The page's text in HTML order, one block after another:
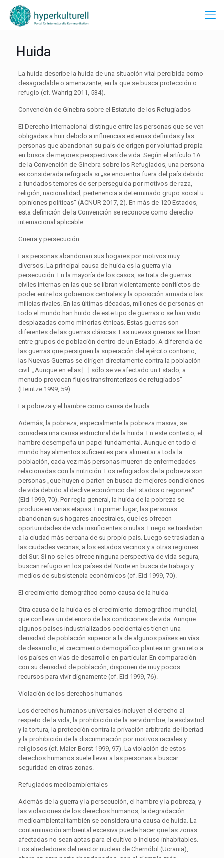
Huida
La huida describe la huida de una situación vital percibida como
desagradable o amenazante, en la que se busca protección o
refugio (cf. Wahrig 2011, 534).
Convención de Ginebra sobre el Estatuto de los Refugiados
El Derecho internacional distingue entre las personas que se ven
obligadas a huir debido a influencias externas definidas y las
personas que abandonan su país de origen por voluntad propia
en busca de mejores perspectivas de vida. Según el artículo 1A
de la Convención de Ginebra sobre los Refugiados, una persona
es considerada refugiada si „se encuentra fuera del país debido
a fundados temores de ser perseguida por motivos de raza,
religión, nacionalidad, pertenencia a determinado grupo social u
opiniones políticas“ (ACNUR 2017, 2). En más de 120 Estados,
esta definición de la Convención se reconoce como derecho
internacional aplicable.
Guerra y persecución
Las personas abandonan sus hogares por motivos muy
diversos. La principal causa de huida es la guerra y la
persecución. En la mayoría de los casos, se trata de guerras
civiles internas en las que se libran violentamente conflictos de
poder entre los gobiernos centrales y la oposición armada o las
milicias rivales. En las últimas décadas, millones de personas en
todo el mundo han huido de este tipo de guerras o se han visto
desplazadas como minorías étnicas. Estas guerras son
diferentes de las guerras clásicas. Las nuevas guerras se libran
entre grupos de población dentro de un Estado. A diferencia de
las guerras que persiguen la superación del ejército contrario,
las Nuevas Guerras se dirigen directamente contra la población
civil. „Aunque en ellas […] sólo se ve afectado un Estado, a
menudo provocan flujos transfronterizos de refugiados“
(Heintze 1999, 59).
La pobreza y el hambre como causa de huida
Además, la pobreza, especialmente la pobreza masiva, se
considera una causa estructural de la huida. En este contexto, el
hambre desempeña un papel fundamental. Aunque en todo el
mundo hay alimentos suficientes para alimentar a toda la
población, cada vez más personas mueren de enfermedades
relacionadas con la nutrición. Los refugiados de la pobreza son
personas „que huyen o parten en busca de mejores condiciones
de vida debido al declive económico de Estados o regiones“
(Eid 1999, 70). Por regla general, la huida de la pobreza se
produce en varias etapas. En primer lugar, las personas
abandonan sus hogares ancestrales, que les ofrecen
oportunidades de vida insuficientes o nulas. Luego se trasladan
a la ciudad más cercana de su propio país. Luego se trasladan a
las ciudades vecinas, a los estados vecinos y a otras regiones
del Sur. Si no se les ofrece ninguna perspectiva de vida segura,
buscan refugio en los países del Norte en busca de trabajo y
medios de subsistencia económicos (cf. Eid 1999, 70).
El crecimiento demográfico como causa de la huida
Otra causa de la huida es el crecimiento demográfico mundial,
que conlleva un deterioro de las condiciones de vida. Aunque
algunos países industrializados occidentales tienen una
densidad de población superior a la de algunos países en vías
de desarrollo, el crecimiento demográfico plantea un gran reto a
los países en vías de desarrollo en particular. En comparación
con su densidad de población, disponen de muy pocos
recursos para vivir dignamente (cf. Eid 1999, 76).
Violación de los derechos humanos
Los derechos humanos universales incluyen el derecho al
respeto de la vida, la prohibición de la servidumbre, la esclavitud
y la tortura, la protección contra la privación arbitraria de libertad
y la prohibición de la discriminación por motivos raciales y
religiosos (cf. Maier-Borst 1999, 97). La violación de estos
derechos humanos suele llevar a las personas a buscar
seguridad en otras zonas.
Refugiados medioambientales
Además de la guerra y la persecución, el hambre y la pobreza, y
las violaciones de los derechos humanos, la degradación
medioambiental también se considera una causa de huida. La
contaminación ambiental excesiva puede hacer que las zonas
afectadas no sean aptas para el cultivo o incluso inhabitables.
Los alrededores del reactor nuclear de Chernóbil (Ucrania),